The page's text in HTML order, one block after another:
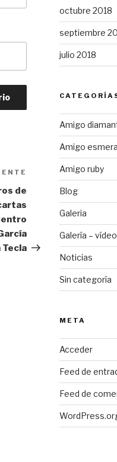
Siguiente
entrada
de
Tecla
octubre 2018
septiembre
julio 2018
Amigo
Amigo
Amigo ruby
Blog
Galeria
Galería – vídeo
Noticias
Sin categoría
META
Acceder
Feed de
Feed de